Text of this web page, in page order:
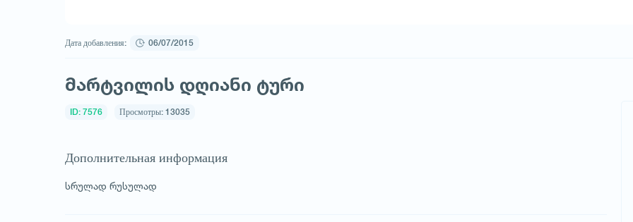
Дата добавления: 06/07/2015
მარტვილის დღიანი ტური
ID: 7576 Просмотры: 13035
Дополнительная информация
სრულად რუსულად